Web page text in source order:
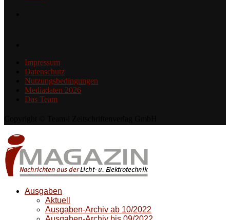
Impressum
Datenschutz
Nutzungsbedingungen
Mediadaten 2026
Das Team
Ausgaben
Aktuell
Ausgaben-Archiv ab 10/2022